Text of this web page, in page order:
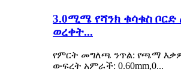
3.0ሚሜ የሻንክ ቁሳቁስ
ወረቀት...
የምርት መግለጫ ንጥል: የጫማ
ውፍረት አምራች: 0.60mm,0...